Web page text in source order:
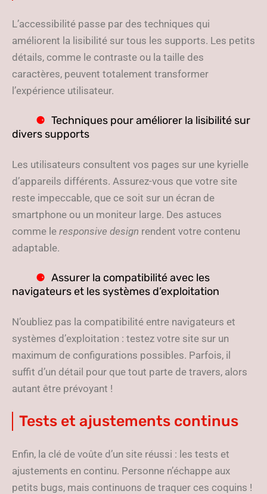
L’accessibilité passe par des techniques qui
améliorent la lisibilité sur tous les supports. Les petits
détails, comme le contraste ou la taille des
caractères, peuvent totalement transformer
l’expérience utilisateur.
Techniques pour améliorer la lisibilité sur
divers supports
Les utilisateurs consultent vos pages sur une kyrielle
d’appareils différents. Assurez-vous que votre site
reste impeccable, que ce soit sur un écran de
smartphone ou un moniteur large. Des astuces
comme le responsive design rendent votre contenu
adaptable.
Assurer la compatibilité avec les
navigateurs et les systèmes d’exploitation
N’oubliez pas la compatibilité entre navigateurs et
systèmes d’exploitation : testez votre site sur un
maximum de configurations possibles. Parfois, il
suffit d’un détail pour que tout parte de travers, alors
autant être prévoyant !
Tests et ajustements continus
Enfin, la clé de voûte d’un site réussi : les tests et
ajustements en continu. Personne n’échappe aux
petits bugs, mais continuons de traquer ces coquins !